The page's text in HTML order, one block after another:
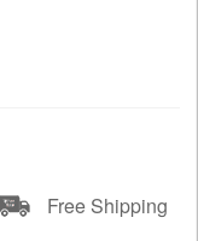
Free Shipping